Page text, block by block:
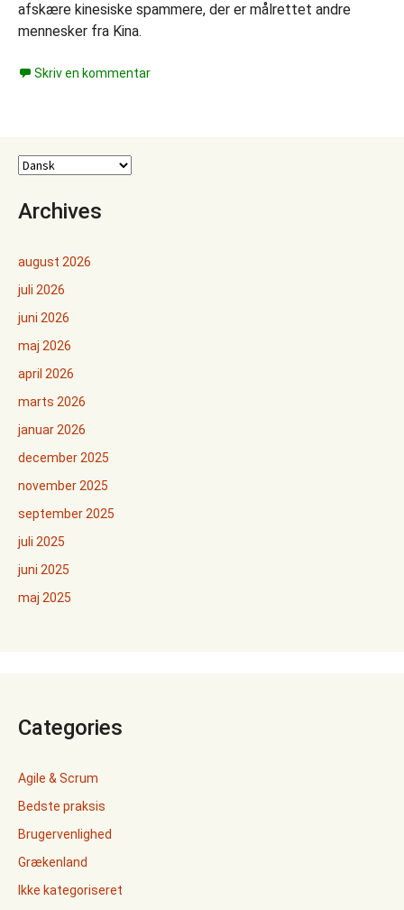
afskære kinesiske spammere, der er målrettet andre
mennesker fra Kina.
Skriv en kommentar
Archives
august 2026
juli 2026
juni 2026
maj 2026
april 2026
marts 2026
januar 2026
december 2025
november 2025
september 2025
juli 2025
juni 2025
maj 2025
Categories
Agile & Scrum
Bedste praksis
Brugervenlighed
Grækenland
Ikke kategoriseret